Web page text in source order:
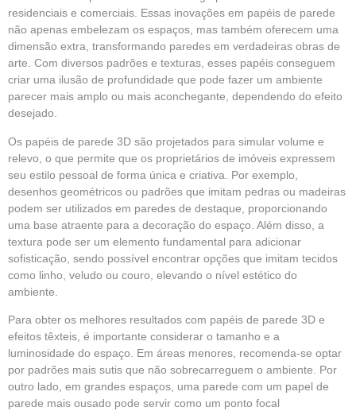
residenciais e comerciais. Essas inovações em papéis de parede
não apenas embelezam os espaços, mas também oferecem uma
dimensão extra, transformando paredes em verdadeiras obras de
arte. Com diversos padrões e texturas, esses papéis conseguem
criar uma ilusão de profundidade que pode fazer um ambiente
parecer mais amplo ou mais aconchegante, dependendo do efeito
desejado.
Os papéis de parede 3D são projetados para simular volume e
relevo, o que permite que os proprietários de imóveis expressem
seu estilo pessoal de forma única e criativa. Por exemplo,
desenhos geométricos ou padrões que imitam pedras ou madeiras
podem ser utilizados em paredes de destaque, proporcionando
uma base atraente para a decoração do espaço. Além disso, a
textura pode ser um elemento fundamental para adicionar
sofisticação, sendo possível encontrar opções que imitam tecidos
como linho, veludo ou couro, elevando o nível estético do
ambiente.
Para obter os melhores resultados com papéis de parede 3D e
efeitos têxteis, é importante considerar o tamanho e a
luminosidade do espaço. Em áreas menores, recomenda-se optar
por padrões mais sutis que não sobrecarreguem o ambiente. Por
outro lado, em grandes espaços, uma parede com um papel de
parede mais ousado pode servir como um ponto focal